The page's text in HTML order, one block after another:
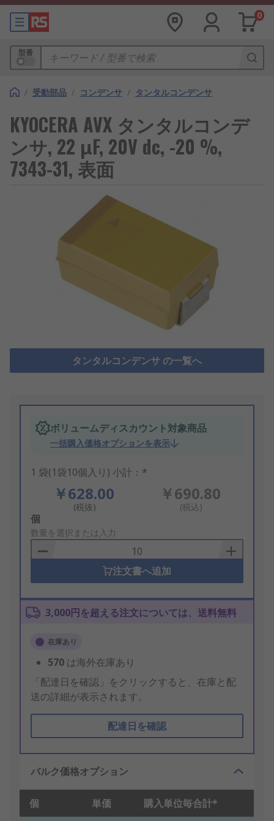
0
型番
/ 受動部品 / コンデンサ / タンタルコンデンサ
KYOCERA AVX タンタルコンデ
ンサ, 22 μF, 20V dc, -20 %,
7343-31, 表面
タンタルコンデンサ の一覧へ
ボリュームディスカウント対象商品
一括購入価格オプションを表示
1 袋(1袋10個入り) 小計：*
￥628.00
(税抜)
￥690.80
(税込)
Add
to
Basket
個
数量を選択または入力
注文書へ追加
3,000円を超える注文については、送料無料
在庫あり
570 は海外在庫あり
「配達日を確認」をクリックすると、在庫と配
送の詳細が表示されます。
配達日を確認
バルク価格オプション
個 単価 購入単位毎合計*